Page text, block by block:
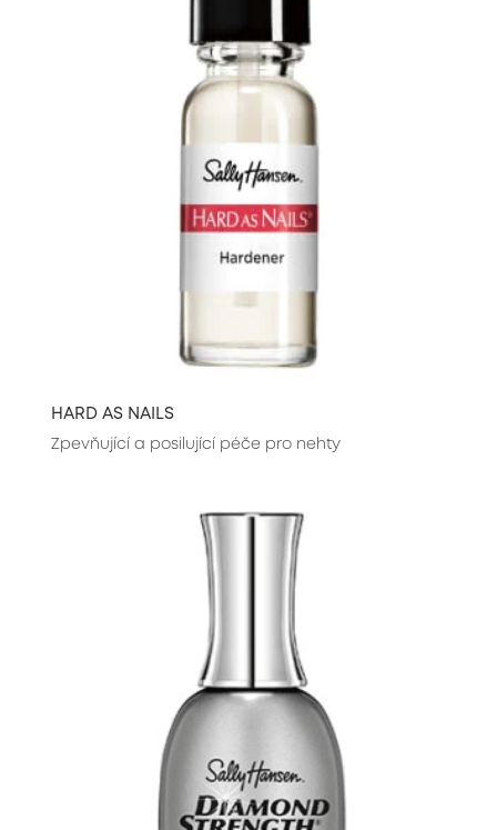
HARD AS NAILS
Zpevňující a posilující péče pro nehty